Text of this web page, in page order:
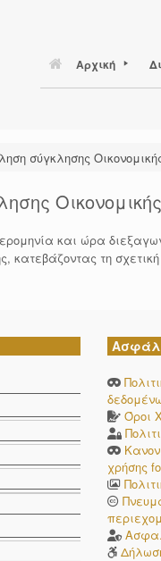
Αρχική
σύγκλησης
και ώρα
κατεβάζοντας τη
Όροι
χρήσης